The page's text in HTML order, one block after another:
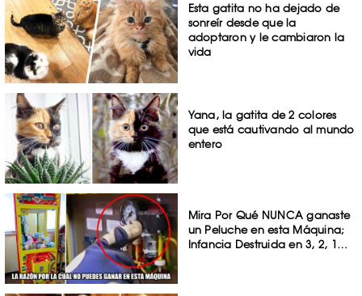
Esta gatita no ha dejado de
sonreír desde que la
adoptaron y le cambiaron la
vida
Yana, la gatita de 2 colores
que está cautivando al mundo
entero
Mira Por Qué NUNCA ganaste
un Peluche en esta Máquina;
Infancia Destruida en 3, 2, 1…